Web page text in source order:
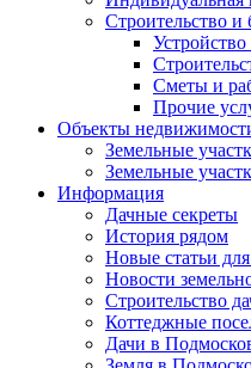
Строительство и
Устройство
Сметы и
Прочие
Объекты
Земельные
Земельные
Информация
Дачные секреты
История рядом
Новые статьи
Новости
Строительство
Коттеджные
Дачи в